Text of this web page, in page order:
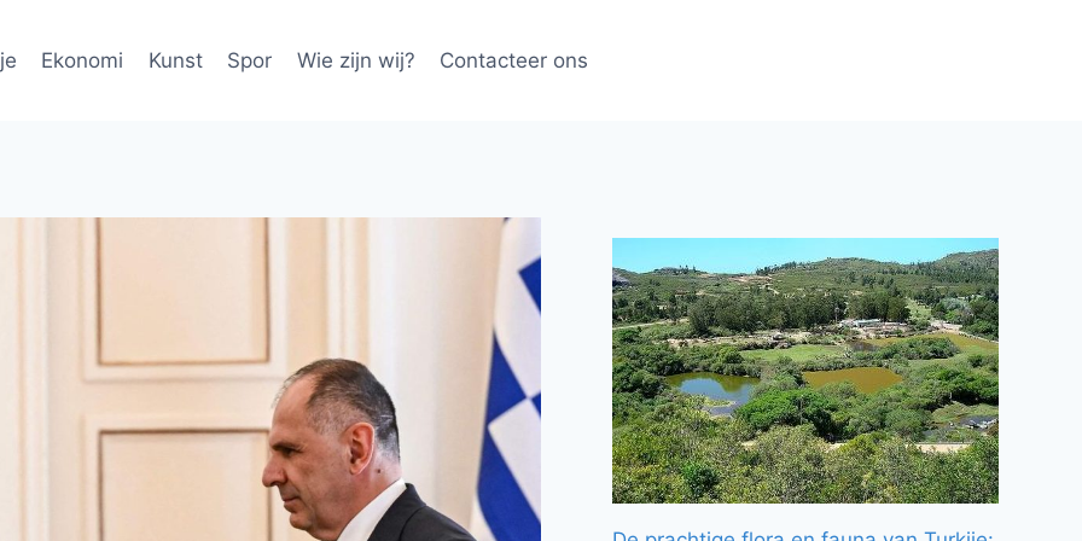
Ekonomi Kunst Spor Wie zijn wij? Contacteer ons